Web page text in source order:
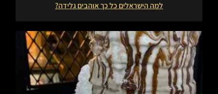
למה הישראלים כל כך אוהבים גלידה?